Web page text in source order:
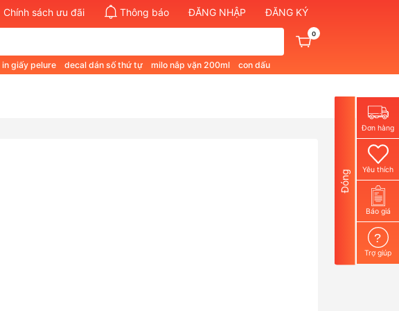
Chính sách ưu đãi Thông báo ĐĂNG NHẬP ĐĂNG KÝ
in giấy pelure decal dán số thứ tự milo nắp vặn 200ml
con dấu
0
Đóng
Đơn hàng
Yêu thích
Báo giá
?
Trợ giúp